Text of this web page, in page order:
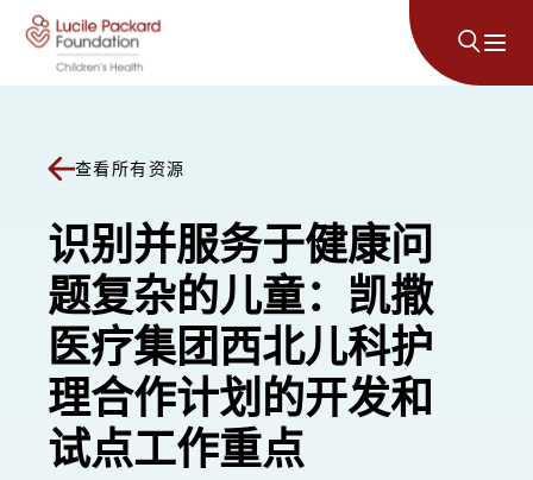
跳至内容
查看所有资源
识别并服务于健康问
题复杂的儿童：凯撒
医疗集团西北儿科护
理合作计划的开发和
试点工作重点